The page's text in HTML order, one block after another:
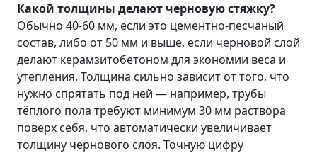
Какой толщины делают черновую стяжку?
Обычно 40-60 мм, если это цементно-песчаный
состав, либо от 50 мм и выше, если черновой слой
делают керамзитобетоном для экономии веса и
утепления. Толщина сильно зависит от того, что
нужно спрятать под ней — например, трубы
тёплого пола требуют минимум 30 мм раствора
поверх себя, что автоматически увеличивает
толщину чернового слоя. Точную цифру